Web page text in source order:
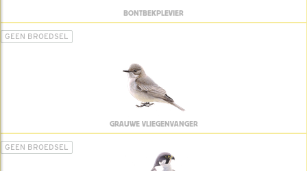
BONTBEKPLEVIER
GEEN BROEDSEL
GRAUWE VLIEGENVANGER
GEEN BROEDSEL